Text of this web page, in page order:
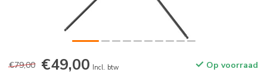
€79,00 €49,00 Incl. btw Op voorraad